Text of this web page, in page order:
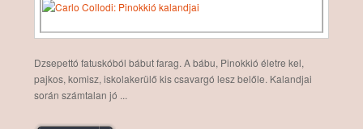
Dzsepettó fatuskóból bábut farag. A bábu, Pinokkió életre kel,
pajkos, komisz, iskolakerülő kis csavargó lesz belőle. Kalandjai
során számtalan jó ...